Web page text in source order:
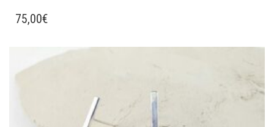
75,00€